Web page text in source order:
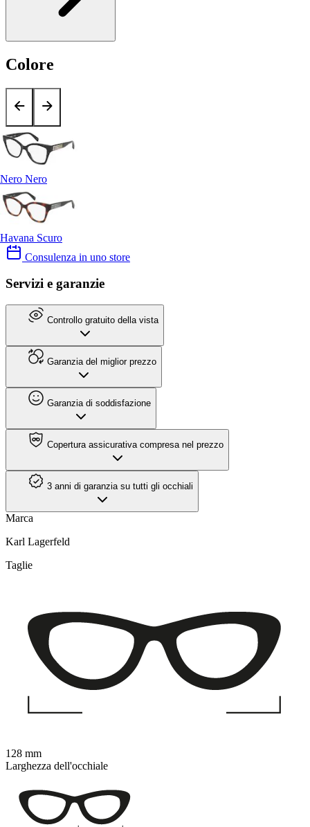
Colore
Nero Nero
Havana Scuro
Consulenza in uno store
Servizi e garanzie
Controllo gratuito della vista
Garanzia del miglior prezzo
Garanzia di soddisfazione
Copertura assicurativa compresa nel prezzo
3 anni di garanzia su tutti gli occhiali
Marca
Karl Lagerfeld
Taglie
128 mm
Larghezza dell'occhiale